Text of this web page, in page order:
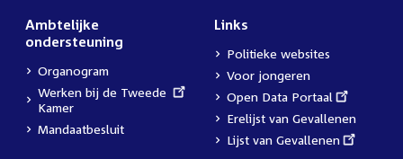
Ambtelijke
ondersteuning
Organogram
External
link:
Werken bij de Tweede
Kamer
Mandaatbesluit
Links
Politieke websites
Voor jongeren
External
link:
Open Data Portaal
Erelijst van Gevallenen
External
Lijst van Gevallenen